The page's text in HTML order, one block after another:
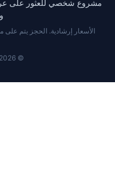
مشروع شخصي للعثور على
الأسعار إرشادية. الحجز يتم
© GraverInt, 2019–2026